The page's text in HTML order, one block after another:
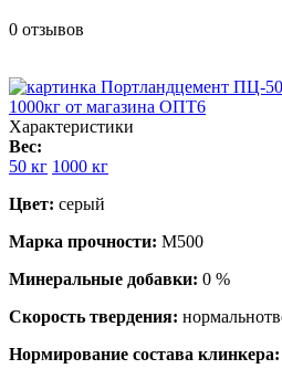
0 отзывов
Характеристики
Вес:
50 кг 1000 кг
Цвет: серый
Марка прочности: М500
Минеральные добавки: 0 %
Скорость твердения:
Нормирование состава клинкера: